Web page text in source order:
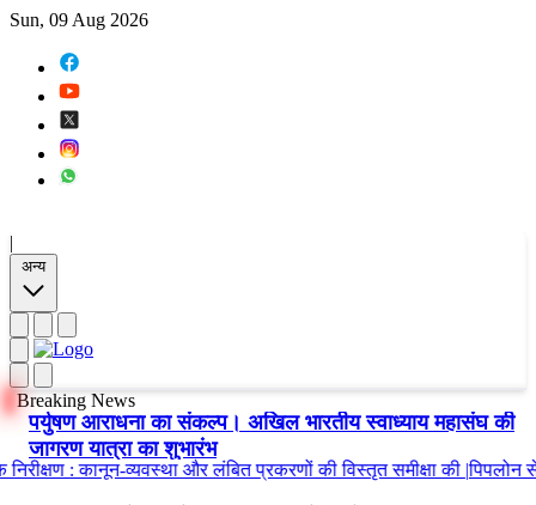
Sun, 09 Aug 2026
|
अन्य
Breaking News
पर्युषण आराधना का संकल्प। अखिल भारतीय स्वाध्याय महासंघ की
जागरण यात्रा का शुभारंभ
:कानून-व्यवस्था और लंबित प्रकरणों की विस्तृत समीक्षा की|पिपलोन से गूंजी